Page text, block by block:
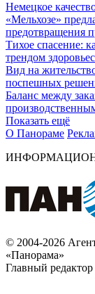
Немецкое
«Мельхозе»
предотвращения
Тихое спасение:
трендом
Вид на
поспешных
Баланс между
Показать ещё
О Панораме
© 2004-2026
«Панорама»
Главный